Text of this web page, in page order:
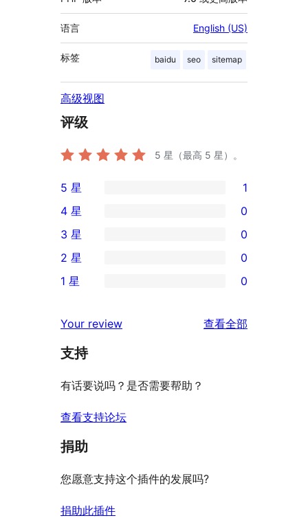
语言 English (US)
标签 baidu seo sitemap
高级视图
评级
5 星（最高 5 星）。
1
条
5
星
评
5 星 1
条
4
星
价
4 星 0
0
条
3
评
价
3 星 0
条
星
评
2 星 0
1
星
价
1 星 0
Your review 查看全部
支持
有话要说吗？是否需要帮助？
查看支持论坛
捐助
您愿意支持这个插件的发展吗?
捐助此插件